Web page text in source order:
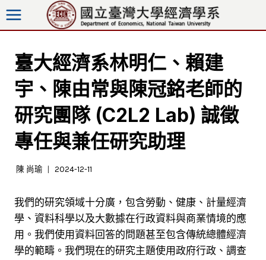
跳
至
臺大經濟系林明仁、賴建
宇、陳由常與陳冠銘老師的
研究團隊 (C2L2 Lab) 誠徵
專任與兼任研究助理
陳 尚瑜 2024-12-11
我們的研究領域十分廣，包含勞動、健康、計量經濟
學、資料科學以及大數據在行政資料與商業情境的應
用。我們使用資料回答的問題甚至包含傳統總體經濟
學的範疇。我們現在的研究主題使用政府行政、調查